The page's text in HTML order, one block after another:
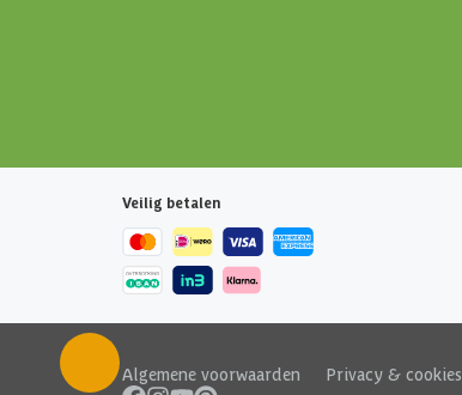
Veilig betalen
Algemene voorwaarden Privacy & cookies